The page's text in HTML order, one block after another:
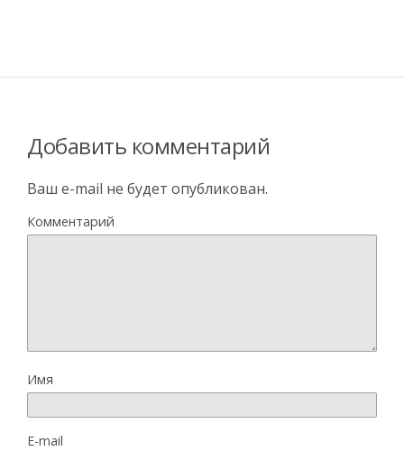
Добавить комментарий
Ваш e-mail не будет опубликован.
Комментарий
Имя
E-mail